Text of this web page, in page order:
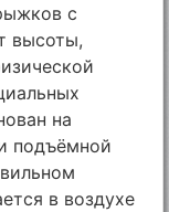
с
высоты,
на
подъёмной
в воздухе